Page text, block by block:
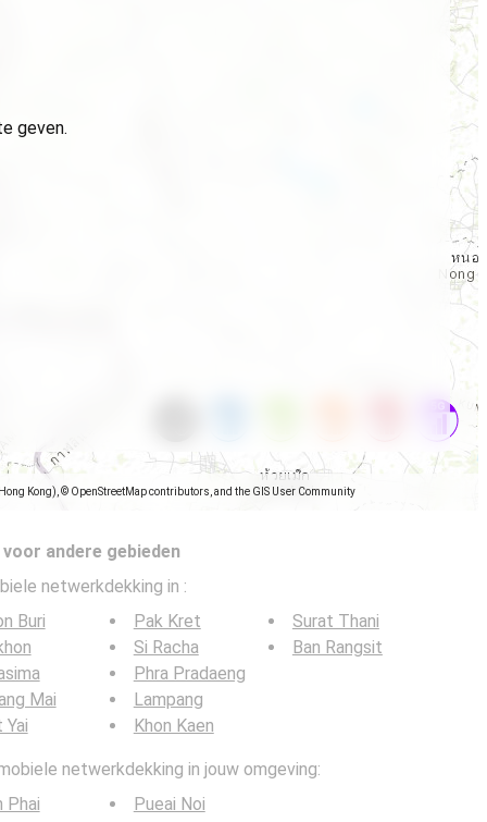
Kong), © OpenStreetMap contributors, and the GIS User Community
geven.
andere gebieden
netwerkdekking in :
Buri
Mai
Yai
Pak Kret
Si Racha
Phra Pradaeng
Lampang
Khon Kaen
Surat Thani
Ban Rangsit
netwerkdekking in jouw omgeving:
Phai
Pueai Noi